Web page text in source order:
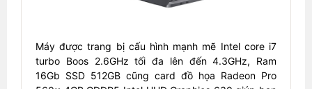
Máy được trang bị cấu hình mạnh mẽ Intel core i7
turbo Boos 2.6GHz tối đa lên đến 4.3GHz, Ram
16Gb SSD 512GB cũng card đồ họa Radeon Pro